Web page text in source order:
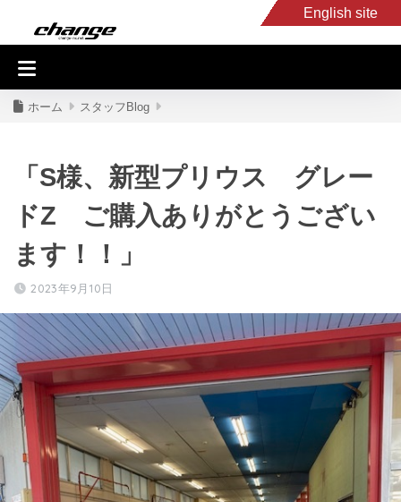
English site
入庫車情報
ホーム スタッフBlog
「S様、新型プリウス グレー
ドZ ご購入ありがとうござい
ます！！」
2023年9月10日